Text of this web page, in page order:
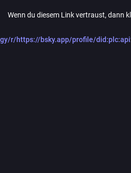
Wenn du diesem Link vertraust, dann
r/https://bsky.app/profile/